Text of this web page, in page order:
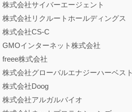
株式会社サイバーエージェント
株式会社リクルートホールディングス
株式会社CS-C
GMOインターネット株式会社
freee株式会社
株式会社グローバルエナジーハーベス
株式会社Doog
株式会社アルガルバイオ